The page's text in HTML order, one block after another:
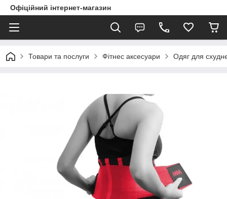
Офіційний інтернет-магазин
Товари та послуги Фітнес аксесуари Одяг для